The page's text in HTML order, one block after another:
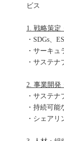
ビス
1. 戦略策定
・SDGs、
・サーキ
・サステ
2. 事業開発
・サステ
・持続可
・シェア